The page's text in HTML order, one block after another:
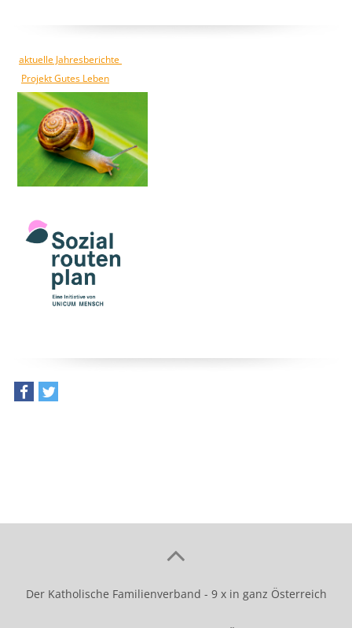
aktuelle Jahresberichte
Projekt Gutes Leben
Der Katholische Familienverband - 9 x in ganz Österreich